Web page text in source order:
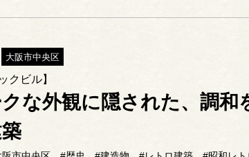
大阪市中央区
クビル】
な外観に隠された、調和